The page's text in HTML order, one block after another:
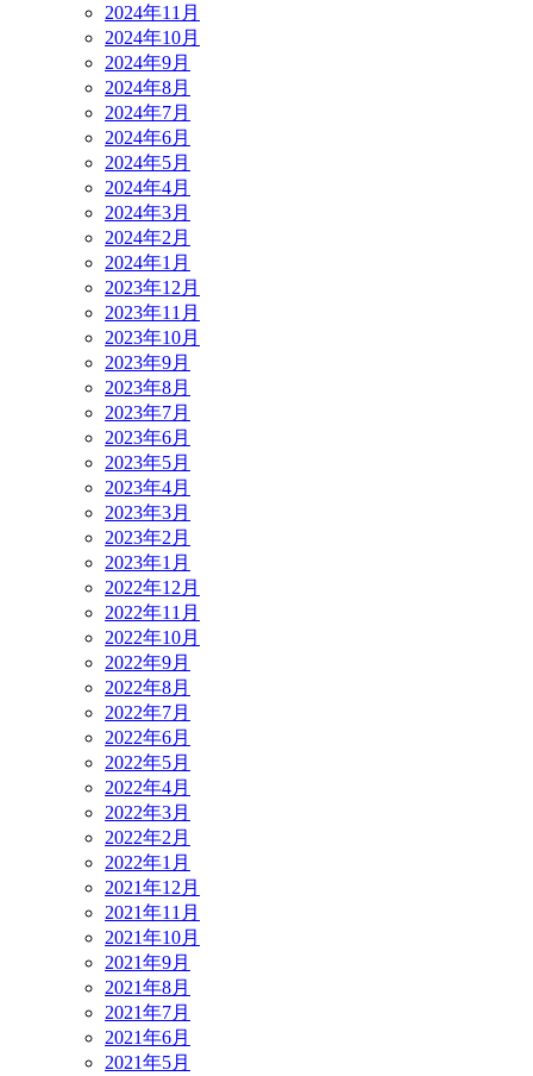
2024年11月
2024年10月
2024年9月
2024年8月
2024年7月
2024年6月
2024年5月
2024年4月
2024年3月
2024年2月
2024年1月
2023年12月
2023年11月
2023年10月
2023年9月
2023年8月
2023年7月
2023年6月
2023年5月
2023年4月
2023年3月
2023年2月
2023年1月
2022年12月
2022年11月
2022年10月
2022年9月
2022年8月
2022年7月
2022年6月
2022年5月
2022年4月
2022年3月
2022年2月
2022年1月
2021年12月
2021年11月
2021年10月
2021年9月
2021年8月
2021年7月
2021年6月
2021年5月